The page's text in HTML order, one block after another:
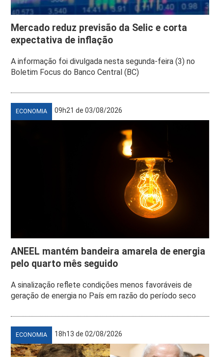
Mercado reduz previsão da Selic e corta
expectativa de inflação
A informação foi divulgada nesta segunda-feira (3) no
Boletim Focus do Banco Central (BC)
ECONOMIA 09h21 de 03/08/2026
ANEEL mantém bandeira amarela de energia
pelo quarto mês seguido
A sinalização reflete condições menos favoráveis de
geração de energia no País em razão do período seco
ECONOMIA 18h13 de 02/08/2026